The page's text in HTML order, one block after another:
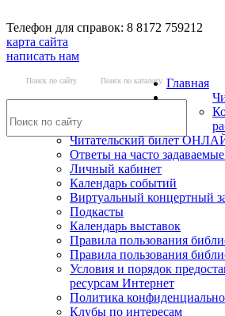
Телефон для справок: 8 8172 759212
карта сайта
написать нам
Поиск по сайту Поиск по каталогу Главная
Читательский билет
Ответы на часто
Личный кабинет
Календарь событий
Виртуальный концертный
Подкасты
Календарь выставок
Правила пользования
Правила пользования
Условия и порядок
ресурсам Интернет
Политика
Клубы по интересам